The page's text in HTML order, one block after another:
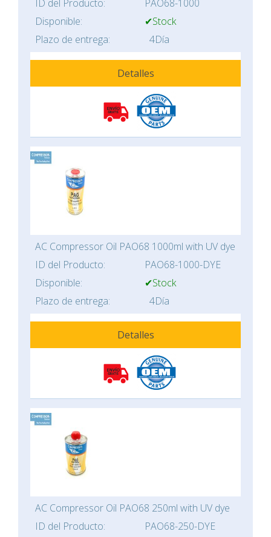
ID del Producto:
PAO68-1000
Disponible:
✔Stock
Plazo de entrega:
4Día
Detalles
AC Compressor Oil PAO68 1000ml with UV dye
ID del Producto:
PAO68-1000-DYE
Disponible:
✔Stock
Plazo de entrega:
4Día
Detalles
AC Compressor Oil PAO68 250ml with UV dye
ID del Producto:
PAO68-250-DYE